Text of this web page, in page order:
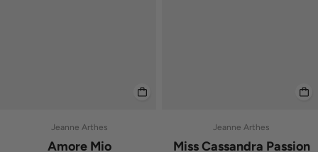
Jeanne Arthes
Amore Mio
Jeanne Arthes
Miss Cassandra Passion